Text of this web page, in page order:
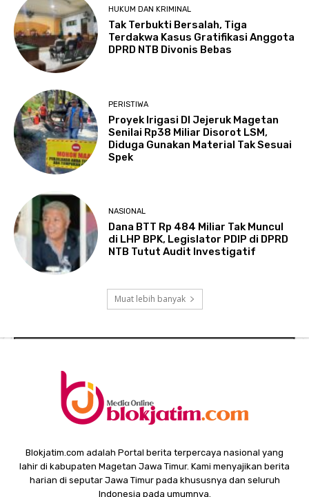
HUKUM DAN KRIMINAL
Tak Terbukti Bersalah, Tiga
Terdakwa Kasus Gratifikasi Anggota
DPRD NTB Divonis Bebas
PERISTIWA
Proyek Irigasi DI Jejeruk Magetan
Senilai Rp38 Miliar Disorot LSM,
Diduga Gunakan Material Tak Sesuai
Spek
NASIONAL
Dana BTT Rp 484 Miliar Tak Muncul
di LHP BPK, Legislator PDIP di DPRD
NTB Tutut Audit Investigatif
Muat lebih banyak
Blokjatim.com adalah Portal berita terpercaya nasional yang
lahir di kabupaten Magetan Jawa Timur. Kami menyajikan berita
harian di seputar Jawa Timur pada khususnya dan seluruh
Indonesia pada umumnya.